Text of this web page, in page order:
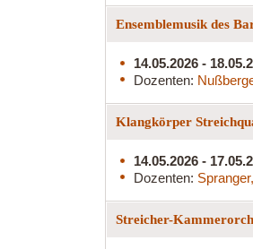
Ensemblemusik des
14.05.2026 -
Dozenten:
Klangkörper
14.05.2026 -
Dozenten:
Streicher-